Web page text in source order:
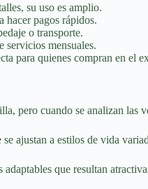
su uso es amplio.
hacer pagos rápidos.
o transporte.
servicios mensuales.
para quienes compran en el
pero cuando se analizan
ajustan a estilos de vida
que resultan